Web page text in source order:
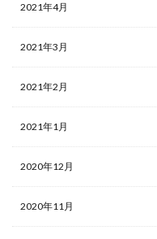
2021年4月
2021年3月
2021年2月
2021年1月
2020年12月
2020年11月